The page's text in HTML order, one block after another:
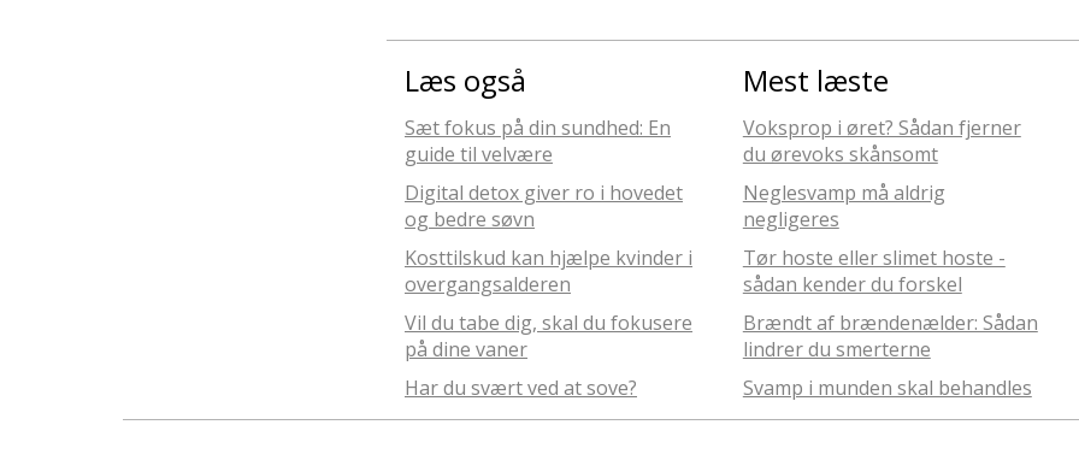
Læs også
Sæt fokus på din sundhed: En
guide til velvære
Digital detox giver ro i hovedet
og bedre søvn
Kosttilskud kan hjælpe kvinder i
overgangsalderen
Vil du tabe dig, skal du fokusere
på dine vaner
Har du svært ved at sove?
Mest læste
Voksprop i øret? Sådan fjerner
du ørevoks skånsomt
Neglesvamp må aldrig
negligeres
Tør hoste eller slimet hoste -
sådan kender du forskel
Brændt af brændenælder: Sådan
lindrer du smerterne
Svamp i munden skal behandles